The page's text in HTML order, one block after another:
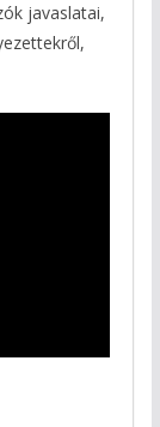
javaslatai,